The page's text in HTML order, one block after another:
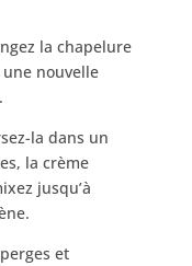
la chapelure
nouvelle
la dans un
la crème
jusqu’à
et